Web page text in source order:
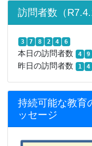
訪問者数（
3 7 8 2 4 6
本日の訪問者数 4 9
昨日の訪問者数 1 4
持続可能な教育
ッセージ